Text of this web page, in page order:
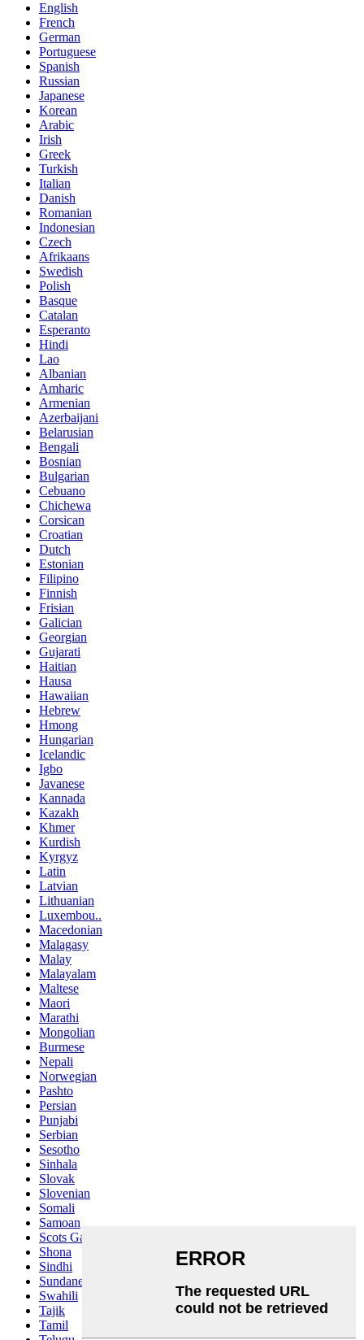
English
French
German
Portuguese
Spanish
Russian
Japanese
Korean
Arabic
Irish
Greek
Turkish
Italian
Danish
Romanian
Indonesian
Czech
Afrikaans
Swedish
Polish
Basque
Catalan
Esperanto
Hindi
Lao
Albanian
Amharic
Armenian
Azerbaijani
Belarusian
Bengali
Bosnian
Bulgarian
Cebuano
Chichewa
Corsican
Croatian
Dutch
Estonian
Filipino
Finnish
Frisian
Galician
Georgian
Gujarati
Haitian
Hausa
Hawaiian
Hebrew
Hmong
Hungarian
Icelandic
Igbo
Javanese
Kannada
Kazakh
Khmer
Kurdish
Kyrgyz
Latin
Latvian
Lithuanian
Luxembou..
Macedonian
Malagasy
Malay
Malayalam
Maltese
Maori
Marathi
Mongolian
Burmese
Nepali
Norwegian
Pashto
Persian
Punjabi
Serbian
Sesotho
Sinhala
Slovak
Slovenian
Somali
Samoan
Scots Gaelic
Shona
Sindhi
Sundanese
Swahili
Tajik
Tamil